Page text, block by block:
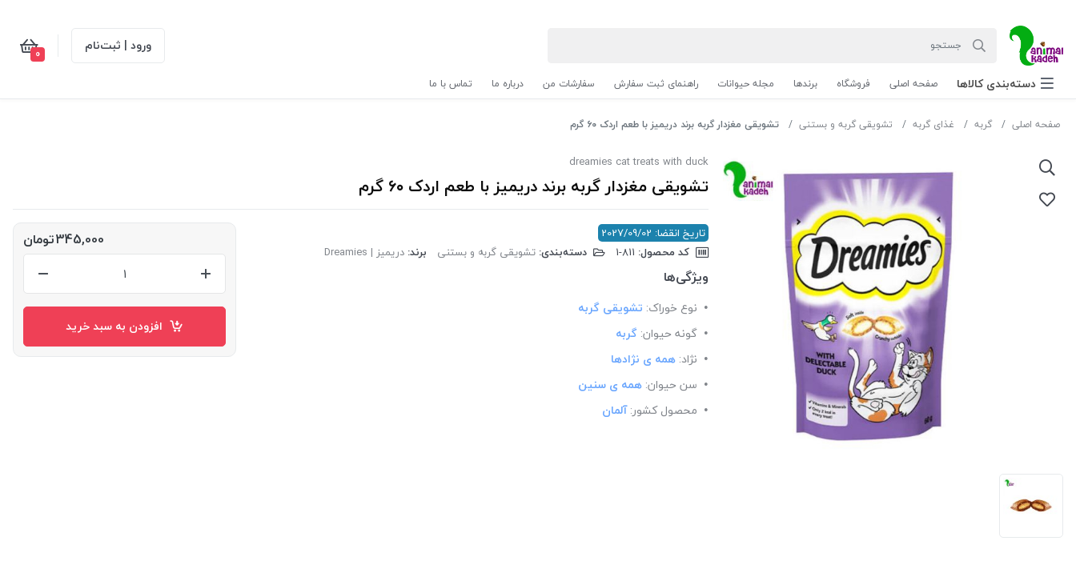
ورود | ثبت‌نام 0
دسته‌بندی‌ کالاها صفحه اصلی فروشگاه برندها مجله حیوانات راهنمای ثبت سفارش سفارشات من درباره ما تماس با ما
صفحه اصلی گربه غذای گربه تشویقی گربه و بستنی تشویقی مغزدار گربه برند دریمیز با طعم اردک ۶۰ گرم
dreamies cat treats with duck
تشویقی مغزدار گربه برند دریمیز با طعم اردک ۶۰ گرم
تاریخ انقضا: 2027/09/02
کد محصول:
دسته‌بندی: تشویقی گربه و بستنی برند: دریمیز | Dreamies
ویژگی‌ها
نوع خوراک: تشویقی گربه
گونه حیوان: گربه
نژاد: همه ی نژادها
سن حیوان: همه ی سنین
محصول کشور:آلمان
345,000تومان
افزودن به سبد خرید